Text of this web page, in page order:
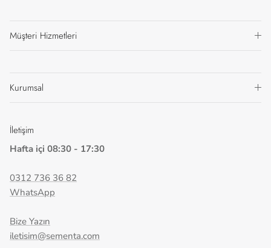
Müşteri Hizmetleri
Kurumsal
İletişim
Hafta içi 08:30 - 17:30
0312 736 36 82
WhatsApp
Bize Yazın
iletisim@sementa.com